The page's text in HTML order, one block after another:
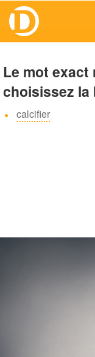
Le mot exact
choisissez la
calcifier